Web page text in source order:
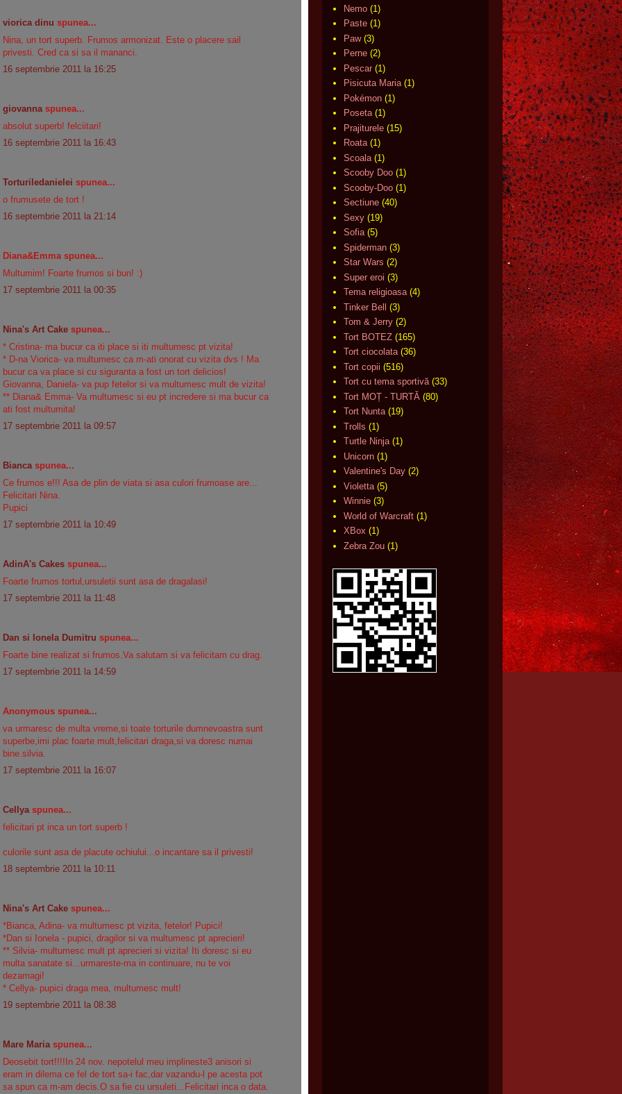
viorica dinu spunea...
Nina, un tort superb. Frumos armonizat. Este o placere sail
privesti. Cred ca si sa il mananci.
16 septembrie 2011 la 16:25
giovannaspunea...
absolut superb! felciitari!
16 septembrie 2011 la 16:43
Torturiledanielei spunea...
o frumusete de tort !
16 septembrie 2011 la 21:14
Diana&Emma spunea...
Multumim! Foarte frumos si bun! :)
17 septembrie 2011 la 00:35
Nina's Art Cake spunea...
* Cristina- ma bucur ca iti place si iti multumesc pt vizita!
* D-na Viorica- va multumesc ca m-ati onorat cu vizita dvs ! Ma
bucur ca va place si cu siguranta a fost un tort delicios!
Giovanna, Daniela- va pup fetelor si va multumesc mult de vizita!
** Diana& Emma- Va multumesc si eu pt incredere si ma bucur ca
ati fost multumita!
17 septembrie 2011 la 09:57
Biancaspunea...
Ce frumos e!!! Asa de plin de viata si asa culori frumoase are...
Felicitari Nina.
Pupici
17 septembrie 2011 la 10:49
AdinA's Cakes spunea...
Foarte frumos tortul,ursuletii sunt asa de dragalasi!
17 septembrie 2011 la 11:48
Dan si Ionela Dumitru spunea...
Foarte bine realizat si frumos.Va salutam si va felicitam cu drag.
17 septembrie 2011 la 14:59
Anonymous spunea...
va urmaresc de multa vreme,si toate torturile dumnevoastra sunt
superbe,imi plac foarte mult,felicitari draga,si va doresc numai
bine.silvia.
17 septembrie 2011 la 16:07
Cellyaspunea...
felicitari pt inca un tort superb !
culorile sunt asa de placute ochiului...o incantare sa il privesti!
18 septembrie 2011 la 10:11
Nina's Art Cake spunea...
*Bianca, Adina- va multumesc pt vizita, fetelor! Pupici!
*Dan si Ionela - pupici, dragilor si va multumesc pt aprecieri!
** Silvia- multumesc mult pt aprecieri si vizita! Iti doresc si eu
multa sanatate si...urmareste-ma in continuare, nu te voi
dezamagi!
* Cellya- pupici draga mea, multumesc mult!
19 septembrie 2011 la 08:38
Mare Mariaspunea...
Deosebit tort!!!!In 24 nov. nepotelul meu implineste3 anisori si
eram in dilema ce fel de tort sa-i fac,dar vazandu-l pe acesta pot
sa spun ca m-am decis.O sa fie cu ursuleti...Felicitari inca o data.
Nemo (1)
Paste (1)
Paw (3)
Perne (2)
Pescar (1)
Pisicuta Maria (1)
Pokémon (1)
Poseta (1)
Prajiturele (15)
Roata (1)
Scoala (1)
Scooby Doo (1)
Scooby-Doo (1)
Sectiune (40)
Sexy (19)
Sofia (5)
Spiderman (3)
Star Wars (2)
Super eroi (3)
Tema religioasa (4)
Tinker Bell
(3)
Tom & Jerry (2)
Tort BOTEZ (165)
Tort ciocolata (36)
Tort copii (516)
Tort cu tema sportivă (33)
Tort MOȚ - TURTĂ (80)
Tort Nunta (19)
Trolls (1)
Turtle Ninja (1)
Unicorn (1)
Valentine's Day (2)
Violetta (5)
Winnie (3)
World of Warcraft (1)
XBox (1)
Zebra Zou (1)